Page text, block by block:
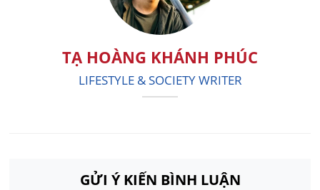
TẠ HOÀNG KHÁNH PHÚC
LIFESTYLE & SOCIETY WRITER
GỬI Ý KIẾN BÌNH LUẬN